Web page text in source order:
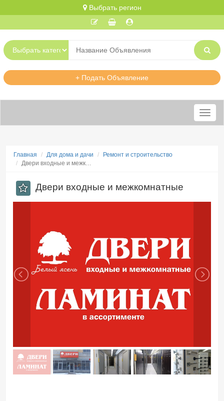
Выбрать регион
+ Подать Объявление
Меню
Главная Для дома и дачи
Ремонт и строительство
Двери входные и межк…
Двери входные и межкомнатные